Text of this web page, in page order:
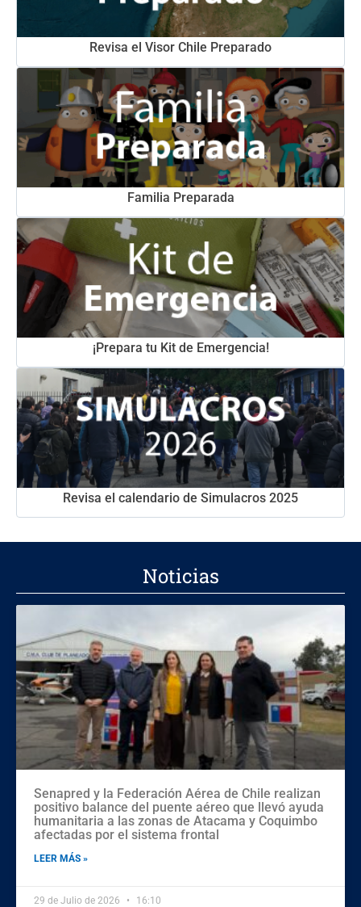
Revisa el Visor Chile Preparado
Familia Preparada
¡Prepara tu Kit de Emergencia!
Revisa el calendario de Simulacros 2025
Noticias
Senapred y la Federación Aérea de Chile realizan
positivo balance del puente aéreo que llevó ayuda
humanitaria a las zonas de Atacama y Coquimbo
afectadas por el sistema frontal
LEER MÁS »
29 de Julio de 2026 16:10